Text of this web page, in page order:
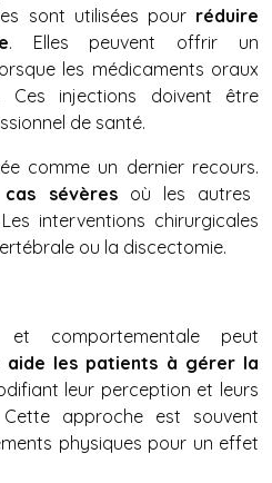
sont utilisées pour réduire
. Elles peuvent offrir un
les médicaments oraux
injections doivent être
de santé.
comme un dernier recours.
sévères où les autres
interventions chirurgicales
ou la discectomie.
comportementale peut
aide les patients à gérer la
leur perception et leurs
approche est souvent
physiques pour un effet